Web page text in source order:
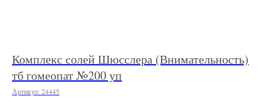
Комплекс солей Шюсслера (Внимательность)
тб гомеопат №200 уп
Артикул: 24445